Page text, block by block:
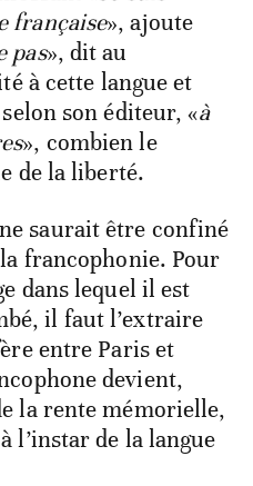
française», ajoute
pas», dit au
à cette langue et
son éditeur, «à
», combien le
de la liberté.
saurait être confiné
francophonie. Pour
dans lequel il est
il faut l’extraire
entre Paris et
devient,
la rente mémorielle,
l’instar de la langue